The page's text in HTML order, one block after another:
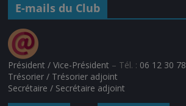
E-mails du Club
Président / Vice-Président – Tél. : 06 12 30
Trésorier / Trésorier adjoint
Secrétaire / Secrétaire adjoint